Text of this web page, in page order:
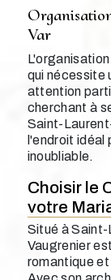
Var
qui nécessite
attention
cherchant à
Saint-
l'endroit idéal
inoubliable.
Choisir le
votre
Situé à Saint-
Vaugrenier
romantique